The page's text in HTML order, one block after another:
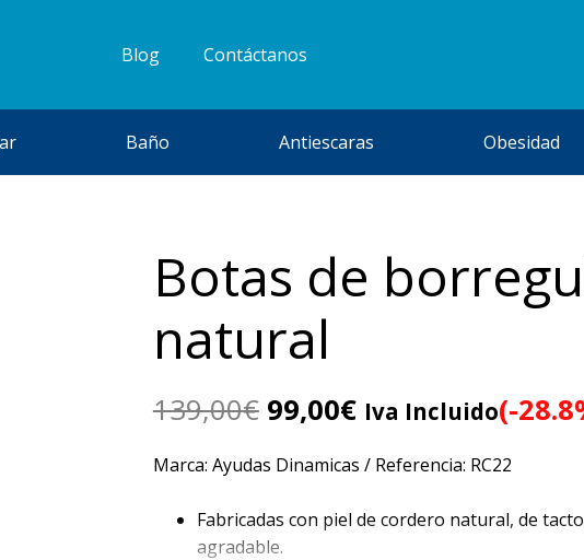
Blog Contáctanos
Baño Antiescaras Obesidad
Botas de
natural
139,00€ El
precio
original
139,00€.
99,00€El
actual
99,00€.
Iva Incluido(-
Marca: Ayudas Dinamicas / Referencia: RC22
Fabricadas con piel de cordero natural, de
agradable.